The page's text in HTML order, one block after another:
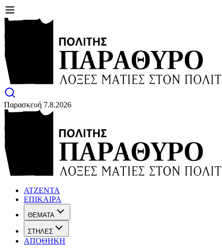
Παρασκευή 7.8.2026
ΑΤΖΕΝΤΑ
ΕΠΙΚΑΙΡΑ
ΘΕΜΑΤΑ
ΣΤΗΛΕΣ
ΑΠΟΘΗΚΗ